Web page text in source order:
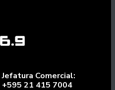
Jefatura Comercial:
+595 21 415 7004